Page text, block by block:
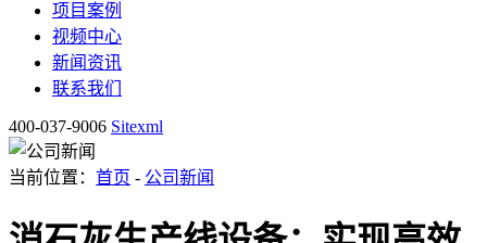
项目案例
视频中心
新闻资讯
联系我们
400-037-9006 Sitexml
当前位置： 首页 - 公司新闻